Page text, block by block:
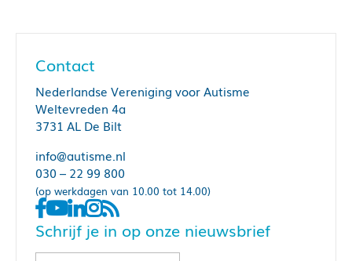
Contact
Nederlandse Vereniging voor Autisme
Weltevreden 4a
3731 AL De Bilt
info@autisme.nl
030 – 22 99 800
(op werkdagen van 10.00 tot 14.00)
Schrijf je in op onze nieuwsbrief